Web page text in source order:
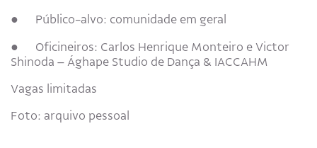
● Público-alvo: comunidade em geral
● Oficineiros: Carlos Henrique Monteiro e Victor
Shinoda – Ághape Studio de Dança & IACCAHM
Vagas limitadas
Foto: arquivo pessoal